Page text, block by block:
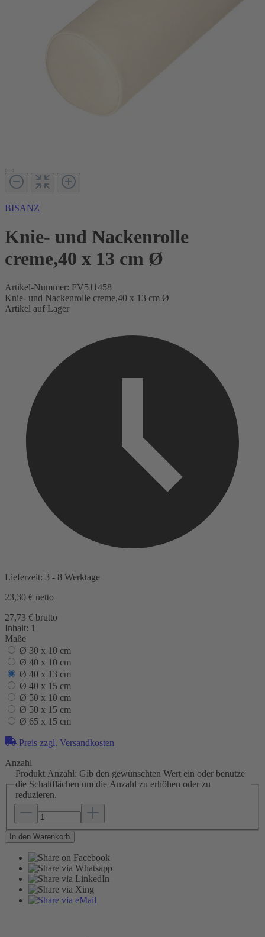
BISANZ
Knie- und Nackenrolle
creme,40 x 13 cm Ø
Artikel-Nummer: FV511458
Knie- und Nackenrolle creme,40 x 13 cm Ø
Artikel auf Lager
Lieferzeit: 3 - 8 Werktage
23,30 € netto
27,73 € brutto
Inhalt: 1
Maße
Ø 30 x 10 cm
Ø 40 x 10 cm
Ø 40 x 13 cm
Ø 40 x 15 cm
Ø 50 x 10 cm
Ø 50 x 15 cm
Ø 65 x 15 cm
Preis zzgl. Versandkosten
Anzahl
Produkt Anzahl: Gib den gewünschten Wert ein oder benutze
die Schaltflächen um die Anzahl zu erhöhen oder zu
reduzieren.
In den Warenkorb